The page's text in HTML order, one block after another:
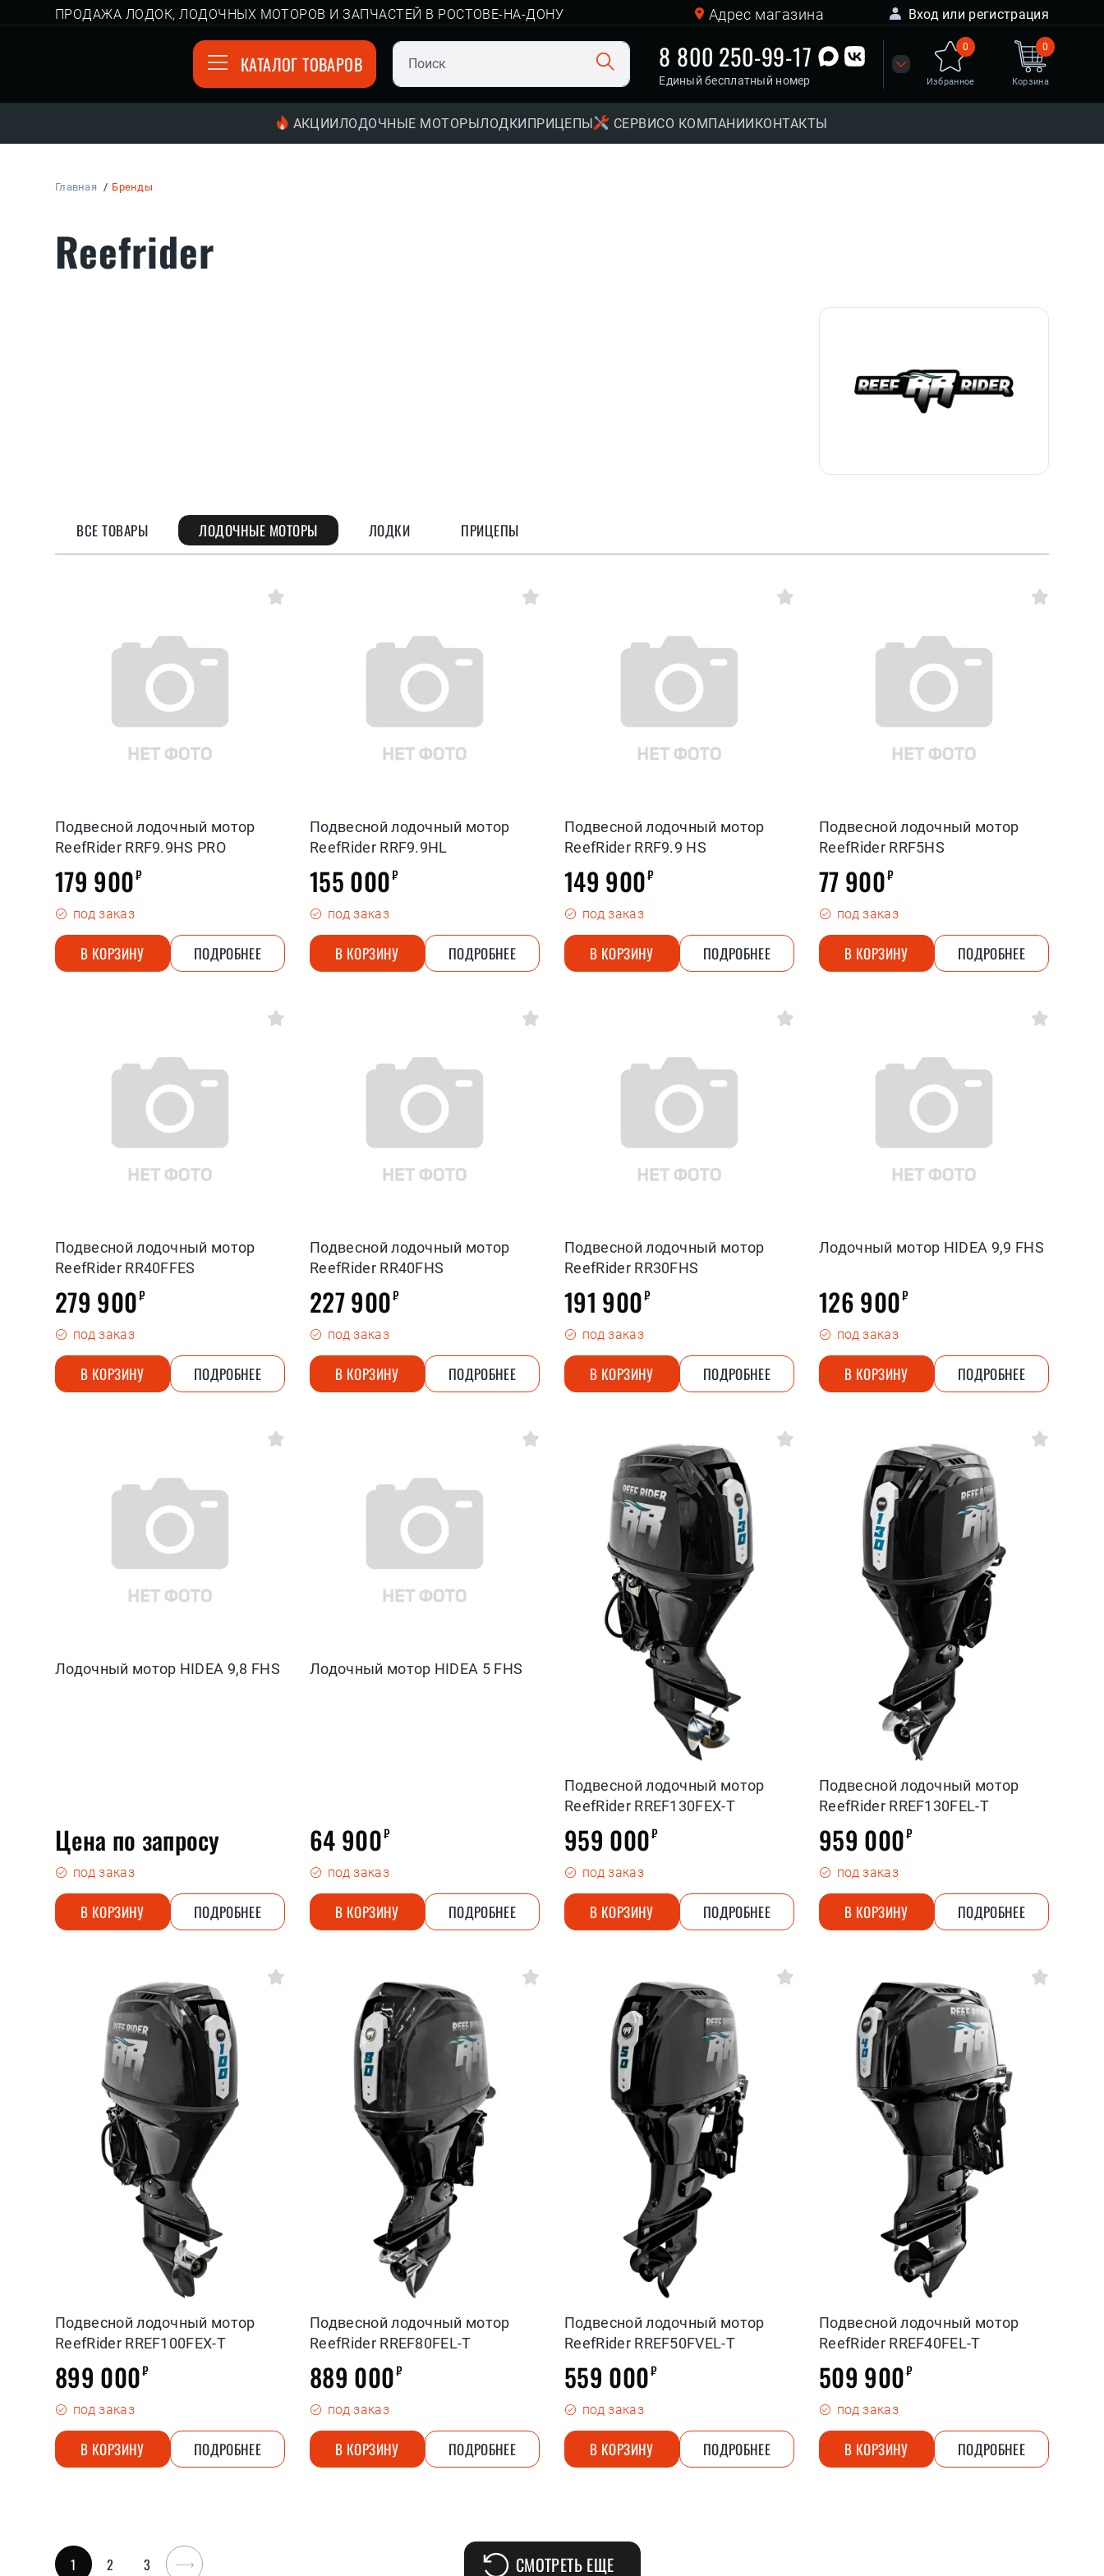
ПРОДАЖА ЛОДОК, ЛОДОЧНЫХ МОТОРОВ И ЗАПЧАСТЕЙ В РОСТОВЕ-НА-ДОНУ Адрес магазина Вход или регистрация
КАТАЛОГ ТОВАРОВ 8 800 250-99-17
Единый бесплатный номер
0
Избранное
0
Корзина
АКЦИИЛОДОЧНЫЕ МОТОРЫЛОДКИПРИЦЕПЫ СЕРВИСО КОМПАНИИКОНТАКТЫ
Главная Бренды
Reefrider
ВСЕ ТОВАРЫ ЛОДОЧНЫЕ МОТОРЫ ЛОДКИ ПРИЦЕПЫ
Подвесной лодочный мотор
ReefRider RRF9.9HS PRO
179 900₽
под заказ
В КОРЗИНУ ПОДРОБНЕЕ
Подвесной лодочный мотор
ReefRider RRF9.9HL
155 000₽
под заказ
В КОРЗИНУ ПОДРОБНЕЕ
Подвесной лодочный мотор
ReefRider RRF9.9 HS
149 900₽
под заказ
В КОРЗИНУ ПОДРОБНЕЕ
Подвесной лодочный мотор
ReefRider RRF5HS
77 900₽
под заказ
В КОРЗИНУ ПОДРОБНЕЕ
Подвесной лодочный мотор
ReefRider RR40FFES
279 900₽
под заказ
В КОРЗИНУ ПОДРОБНЕЕ
Подвесной лодочный мотор
ReefRider RR40FHS
227 900₽
под заказ
В КОРЗИНУ ПОДРОБНЕЕ
Подвесной лодочный мотор
ReefRider RR30FHS
191 900₽
под заказ
В КОРЗИНУ ПОДРОБНЕЕ
Лодочный мотор HIDEA 9,9 FHS
126 900₽
под заказ
В КОРЗИНУ ПОДРОБНЕЕ
Лодочный мотор HIDEA 9,8 FHS
Цена по запросу
под заказ
В КОРЗИНУ ПОДРОБНЕЕ
Лодочный мотор HIDEA 5 FHS
64 900₽
под заказ
В КОРЗИНУ ПОДРОБНЕЕ
Подвесной лодочный мотор
ReefRider RREF130FEX-T
959 000₽
под заказ
В КОРЗИНУ ПОДРОБНЕЕ
Подвесной лодочный мотор
ReefRider RREF130FEL-T
959 000₽
под заказ
В КОРЗИНУ ПОДРОБНЕЕ
Подвесной лодочный мотор
ReefRider RREF100FEX-T
899 000₽
под заказ
В КОРЗИНУ ПОДРОБНЕЕ
Подвесной лодочный мотор
ReefRider RREF80FEL-T
889 000₽
под заказ
В КОРЗИНУ ПОДРОБНЕЕ
Подвесной лодочный мотор
ReefRider RREF50FVEL-T
559 000₽
под заказ
В КОРЗИНУ ПОДРОБНЕЕ
Подвесной лодочный мотор
ReefRider RREF40FEL-T
509 900₽
под заказ
В КОРЗИНУ ПОДРОБНЕЕ
1 2 3 СМОТРЕТЬ ЕЩЕ